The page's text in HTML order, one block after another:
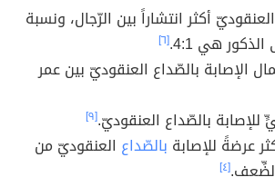
أكثر انتشاراً بين الرّجال، ونسبة
هي 4:1.
[٦]
الإصابة بالصّداع العنقوديّ بين عمر
للإصابة بالصّداع العنقوديّ.[٩]
عرضةً للإصابة بالصّداع العنقوديّ من
[٤]